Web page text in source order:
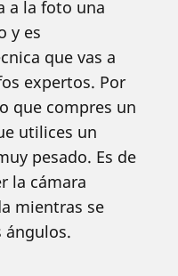
a la foto una
y es
que vas a
expertos. Por
que compres un
utilices un
pesado. Es de
la cámara
mientras se
ángulos.